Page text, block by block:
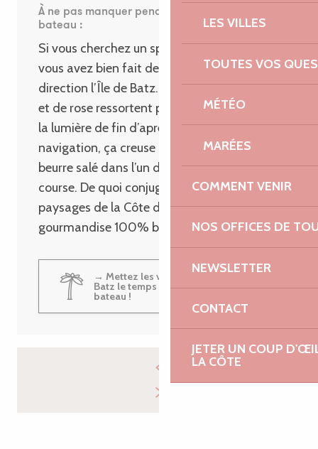
LES VILLES
TOUTES VOS
MÉTÉO
MARÉES
COMMENT VENIR
NOS OFFICES DE
NEWSLETTER
CONTACT
JETER UN COUP
LA CÔTE
À ne pas manquer pendant cette balade en
bateau :
Si vous cherchez un spot instagrammable,
vous avez bien fait de partir en croisière
direction l’Île de Batz. Les nuances de vert
et de rose ressortent particulièrement avec
la lumière de fin d’après-midi ! La
navigation, ça creuse ? Crêpe au caramel
beurre salé dans l’un des cafés de la ville, of
course. De quoi conjuguer découverte des
paysages de la Côte de Granit Rose et
gourmandise 100% bretonne.
→ Mettez les voiles vers l’île de
Batz le temps d’une balade en
bateau !